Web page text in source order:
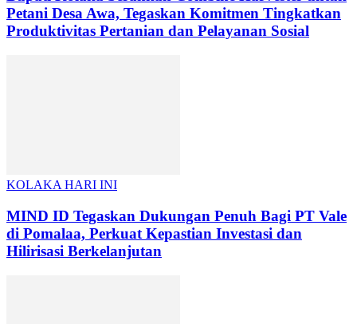
Petani Desa Awa, Tegaskan Komitmen Tingkatkan
Produktivitas Pertanian dan Pelayanan Sosial
KOLAKA HARI INI
MIND ID Tegaskan Dukungan Penuh Bagi PT Vale
di Pomalaa, Perkuat Kepastian Investasi dan
Hilirisasi Berkelanjutan